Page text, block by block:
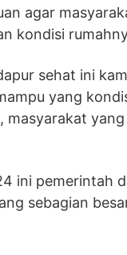
agar
kondisi
sehat ini
yang
masyarakat
ini pemerintah
sebagian